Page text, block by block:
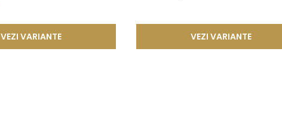
VEZI VARIANTE VEZI VARIANTE